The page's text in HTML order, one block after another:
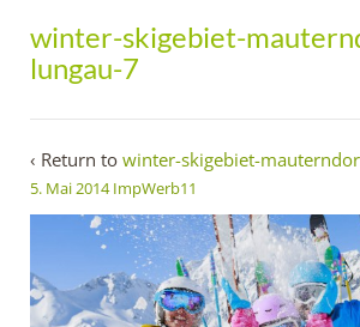
winter-skigebiet-
lungau-7
‹ Return to winter-skigebiet-
5. Mai 2014 ImpWerb11